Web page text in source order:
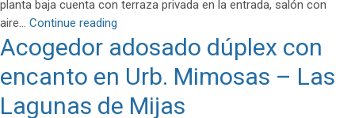
planta baja cuenta con terraza privada en la entrada, salón con
aire… Continue reading
renovado
en
Lagarejo
Las
Acogedor adosado dúplex con
encanto en Urb. Mimosas – Las
Lagunas de Mijas